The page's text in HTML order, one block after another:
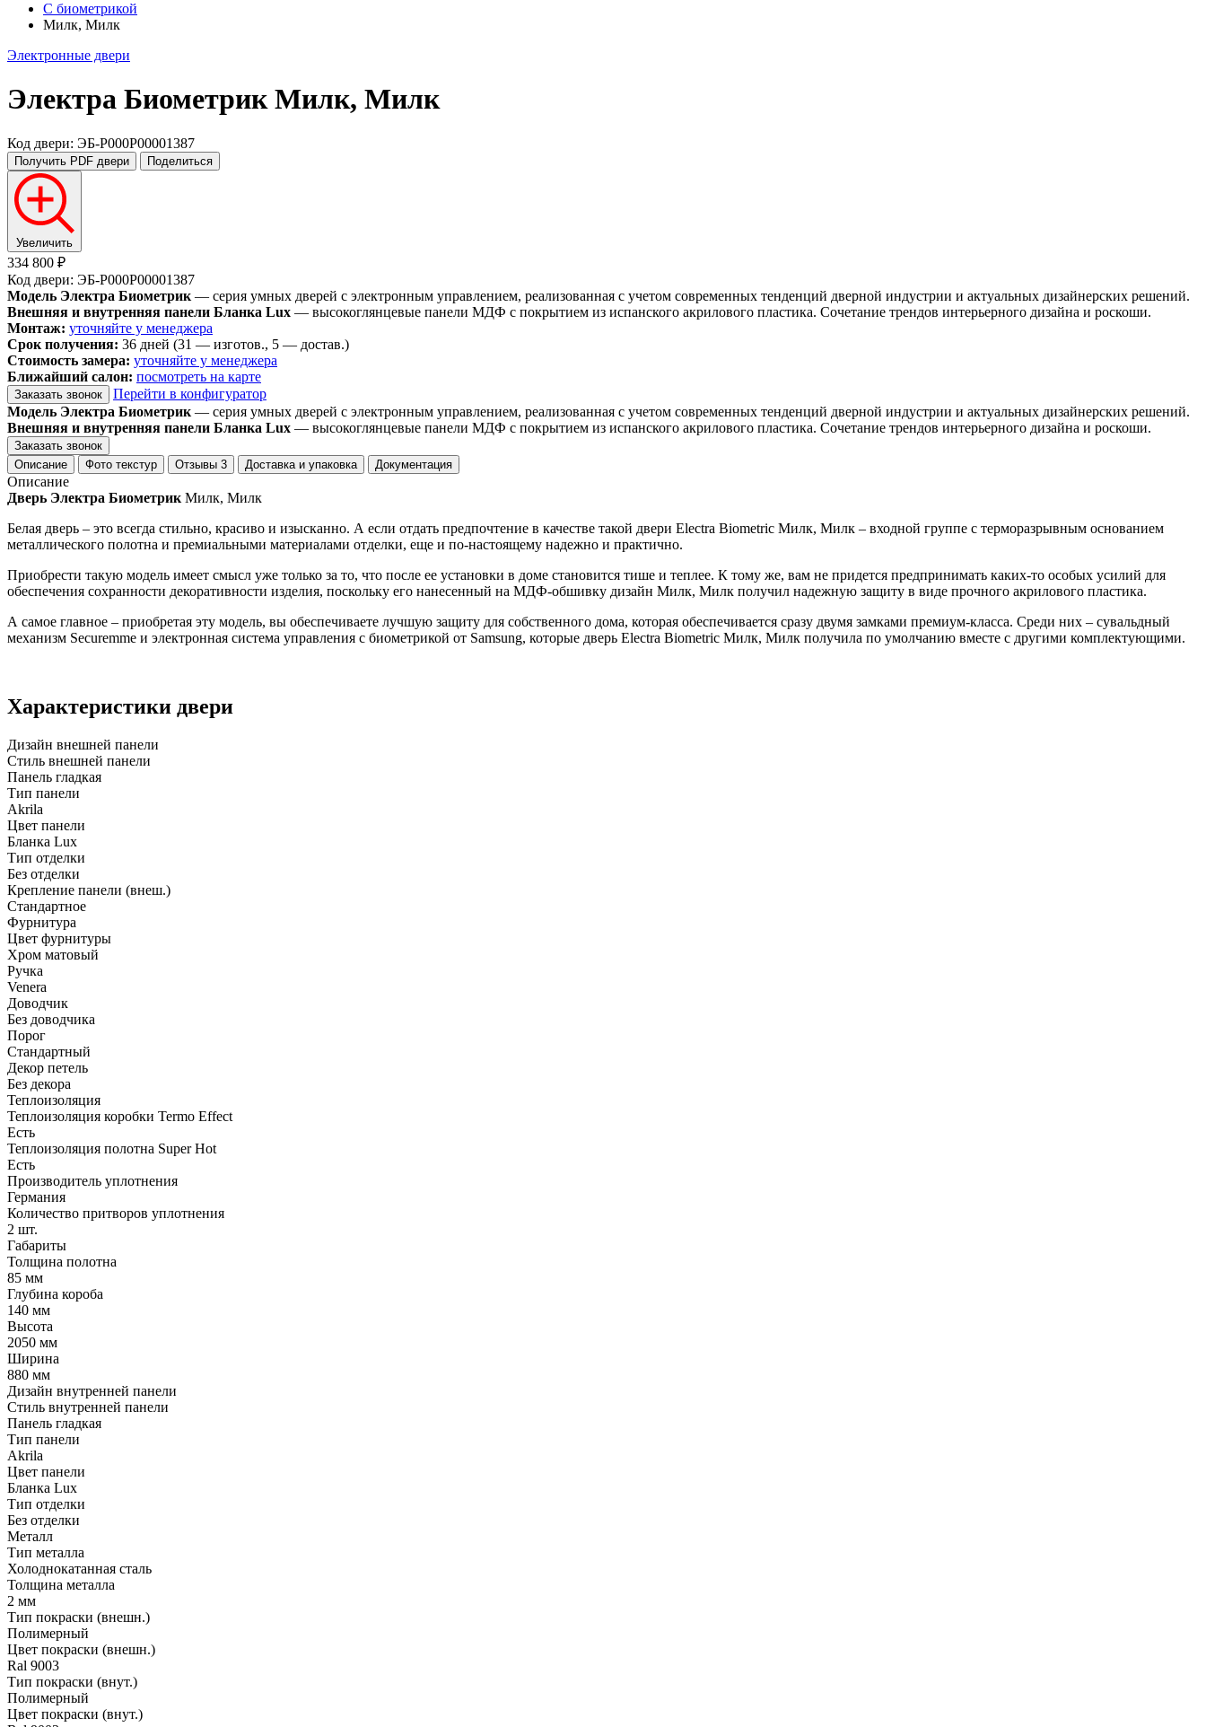
С биометрикой
Милк, Милк
Электронные двери
Электра Биометрик Милк, Милк
Код двери: ЭБ-P000P00001387
Получить PDF двери Поделиться
Увеличить
334 800 ₽
Код двери: ЭБ-P000P00001387
Модель Электра Биометрик — серия умных дверей с электронным управлением, реализованная с учетом современных тенденций дверной индустрии и актуальных дизайнерских решений.
Внешняя и внутренняя панели Бланка Lux — высокоглянцевые панели МДФ с покрытием из испанского акрилового пластика. Сочетание трендов интерьерного дизайна и роскоши.
Монтаж: уточняйте у менеджера
Срок получения: 36 дней (31 — изготов., 5 — достав.)
Стоимость замера: уточняйте у менеджера
Ближайший салон: посмотреть на карте
Заказать звонок
Перейти в конфигуратор
Модель Электра Биометрик — серия умных дверей с электронным управлением, реализованная с учетом современных тенденций дверной индустрии и актуальных дизайнерских решений.
Внешняя и внутренняя панели Бланка Lux — высокоглянцевые панели МДФ с покрытием из испанского акрилового пластика. Сочетание трендов интерьерного дизайна и роскоши.
Заказать звонок
Описание
Фото текстур Отзывы 3 Доставка и упаковка Документация
Описание
Дверь Электра Биометрик Милк, Милк
Белая дверь – это всегда стильно, красиво и изысканно. А если отдать предпочтение в качестве такой двери Electra Biometric Милк, Милк – входной группе с терморазрывным основанием
металлического полотна и премиальными материалами отделки, еще и по-настоящему надежно и практично.
Приобрести такую модель имеет смысл уже только за то, что после ее установки в доме становится тише и теплее. К тому же, вам не придется предпринимать каких-то особых усилий для
обеспечения сохранности декоративности изделия, поскольку его нанесенный на МДФ-обшивку дизайн Милк, Милк получил надежную защиту в виде прочного акрилового пластика.
А самое главное – приобретая эту модель, вы обеспечиваете лучшую защиту для собственного дома, которая обеспечивается сразу двумя замками премиум-класса. Среди них – сувальдный
механизм Securemme и электронная система управления с биометрикой от Samsung, которые дверь Electra Biometric Милк, Милк получила по умолчанию вместе с другими комплектующими.
Характеристики двери
Дизайн внешней панели
Стиль внешней панели
Панель гладкая
Тип панели
Akrila
Цвет панели
Бланка Lux
Тип отделки
Без отделки
Крепление панели (внеш.)
Стандартное
Фурнитура
Цвет фурнитуры
Хром матовый
Ручка
Venera
Доводчик
Без доводчика
Порог
Стандартный
Декор петель
Без декора
Теплоизоляция
Теплоизоляция коробки Termo Effect
Есть
Теплоизоляция полотна Super Нot
Есть
Производитель уплотнения
Германия
Количество притворов уплотнения
2 шт.
Габариты
Толщина полотна
85 мм
Глубина короба
140 мм
Высота
2050 мм
Ширина
880 мм
Дизайн внутренней панели
Стиль внутренней панели
Панель гладкая
Тип панели
Akrila
Цвет панели
Бланка Lux
Тип отделки
Без отделки
Металл
Тип металла
Холоднокатанная сталь
Толщина металла
2 мм
Тип покраски (внешн.)
Полимерный
Цвет покраски (внешн.)
Ral 9003
Тип покраски (внут.)
Полимерный
Цвет покраски (внут.)